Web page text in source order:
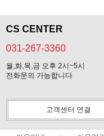
CS CENTER
031-267-3360
월,화,목,금 오후 2시~5시
전화문의 가능합니다
고객센터 연결